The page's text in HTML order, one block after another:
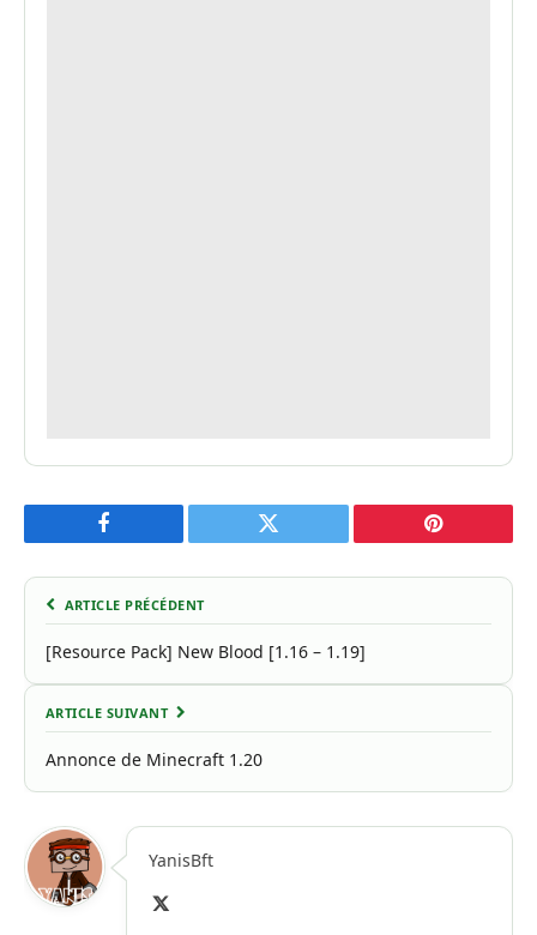
Facebook Twitter Pinterest
ARTICLE PRÉCÉDENT
[Resource Pack] New Blood [1.16 – 1.19]
ARTICLE SUIVANT
Annonce de Minecraft 1.20
YanisBft